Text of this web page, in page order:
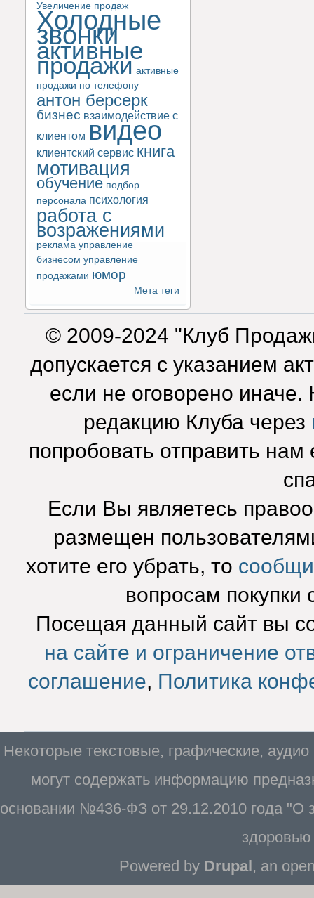
Увеличение продаж
Холодные
звонки
активные
продажи активные
продажи по телефону
антон берсерк
бизнес взаимодействие с
клиентом видео
клиентский сервис книга
мотивация
обучение подбор
персонала психология
работа с
возражениями
реклама управление
бизнесом управление
продажами юмор
Мета теги
© 2009-2024 "Клуб
допускается с указанием
если не оговорено
редакцию Клуба через
попробовать отправить нам
Если Вы являетесь
размещен
хотите его убрать, то
вопросам покупки
Посещая данный сайт вы
на сайте и ограничение
соглашение, Политика
Некоторые текстовые, графические,
могут содержать информацию
основании №436-ФЗ от 29.12.2010 года "О
Powered by Drupal, an